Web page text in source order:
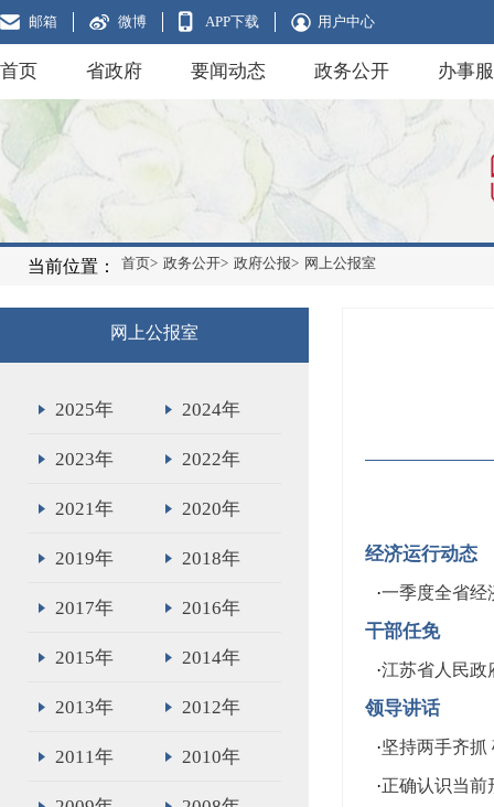
邮箱 微博 APP下载 用户中心
首页 省政府 要闻动态 政务公开 办事
当前位置： 首页> 政务公开> 政府公报> 网上公报室
网上公报室
2025年 2024年
2023年 2022年
2021年 2020年
2019年 2018年
2017年 2016年
2015年 2014年
2013年 2012年
2011年 2010年
经济运行动态
·一季度全省经
干部任免
·江苏省人民政
领导讲话
·坚持两手齐抓
·正确认识当前